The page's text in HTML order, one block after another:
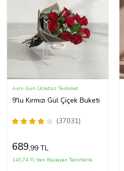
9'lu Kırmızı Gül Çiçek Buketi
(37031)
Aynı Gün Ücretsiz Teslimat
689,99 TL
143,74 TL'den Başlayan Taksitlerle